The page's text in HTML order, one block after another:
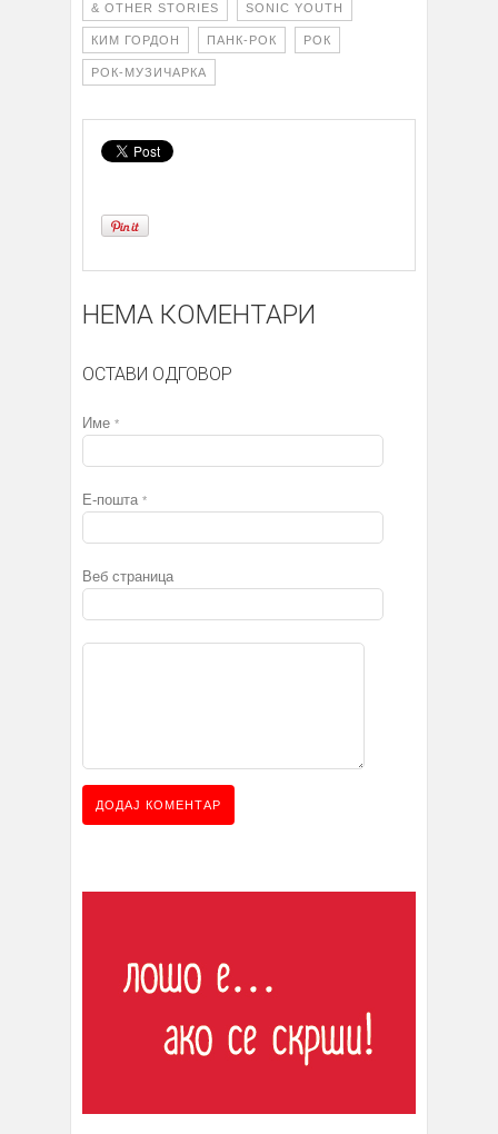
& OTHER STORIES SONIC YOUTH
КИМ ГОРДОН ПАНК-РОК РОК
РОК-МУЗИЧАРКА
НЕМА КОМЕНТАРИ
ОСТАВИ ОДГОВОР
Име *
Е-пошта *
Веб страница